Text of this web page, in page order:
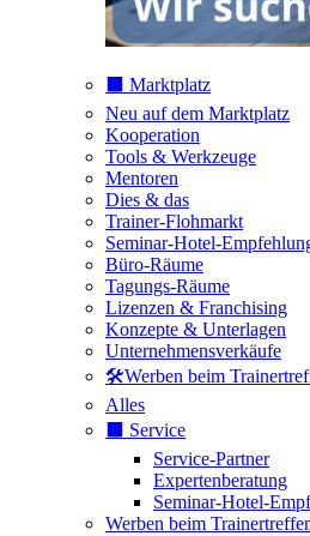
⬛️ Marktplatz
Neu auf dem Marktplatz
Kooperation
Tools & Werkzeuge
Mentoren
Dies & das
Trainer-Flohmarkt
Seminar-Hotel-
Büro-Räume
Tagungs-Räume
Lizenzen & Franchising
Konzepte & Unterlagen
Unternehmensverkäufe
🛠️Werben beim
Alles
⬛️ Service
Service-Partner
Expertenberatung
Seminar-Hotel-
Werben beim